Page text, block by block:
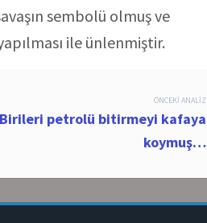
sembolü olmuş ve
ile ünlenmiştir.
ÖNCEKI ANALIZ
Birileri petrolü bitirmeyi kafaya
koymuş…